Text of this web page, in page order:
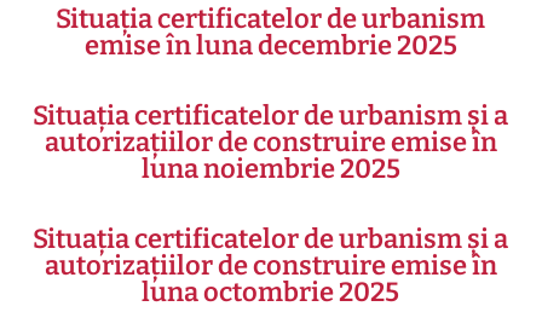
Situația certificatelor de urbanism
emise în luna decembrie 2025
Situația certificatelor de urbanism și a
autorizațiilor de construire emise în
luna noiembrie 2025
Situația certificatelor de urbanism și a
autorizațiilor de construire emise în
luna octombrie 2025